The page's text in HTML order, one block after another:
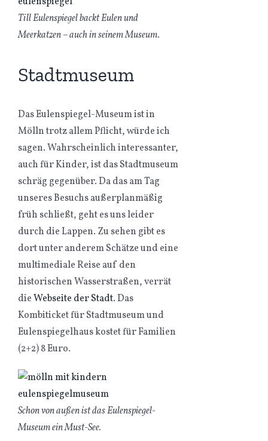
Till Eulenspiegel backt Eulen und
Meerkatzen – auch in seinem Museum.
Stadtmuseum
Das Eulenspiegel-Museum ist in
Mölln trotz allem Pflicht, würde ich
sagen. Wahrscheinlich interessanter,
auch für Kinder, ist das Stadtmuseum
schräg gegenüber. Da das am Tag
unseres Besuchs außerplanmäßig
früh schließt, geht es uns leider
durch die Lappen. Zu sehen gibt es
dort unter anderem Schätze und eine
multimediale Reise auf den
historischen Wasserstraßen, verrät
dieWebseite der Stadt. Das
Kombiticket für Stadtmuseum und
Eulenspiegelhaus kostet für Familien
(2+2) 8 Euro.
Schon von außen ist das Eulenspiegel-
Museum ein Must-See.